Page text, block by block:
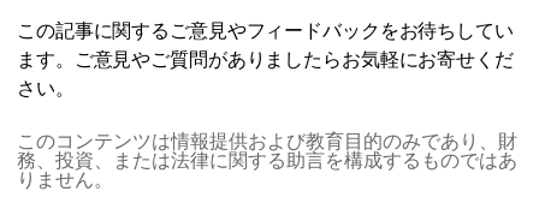
コンセンサス メカニズム
履歴証明 (PoH) + ステーク証明 (PoS)
ガバナンス
分散化が低く、主にバリデーター主導
相互運用性
強力で、シームレスなクロスチェーン通信が可能
コンセンサス メカニズム
ノミネート ステーク証明 (nPoS)
この記事に関するご意見やフィードバックをお待ちしてい
ます。ご意見やご質問がありましたらお気軽にお寄せくだ
さい。
このコンテンツは情報提供および教育目的のみであり、財
務、投資、または法律に関する助言を構成するものではあ
りません。